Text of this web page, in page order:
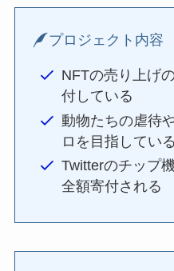
プロジェクト内容
NFTの売り上げ
付している
動物たちの虐待
ロを目指している
Twitterのチップ
全額寄付される